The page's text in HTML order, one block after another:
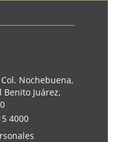
Col. Nochebuena,
Juárez,
4000